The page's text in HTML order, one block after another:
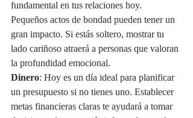
fundamental en tus relaciones hoy.
Pequeños actos de bondad pueden tener un
gran impacto. Si estás soltero, mostrar tu
lado cariñoso atraerá a personas que valoran
la profundidad emocional.
Dinero: Hoy es un día ideal para planificar
un presupuesto si no tienes uno. Establecer
metas financieras claras te ayudará a tomar